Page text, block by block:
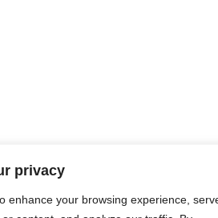
privacy
enhance your browsing experience,